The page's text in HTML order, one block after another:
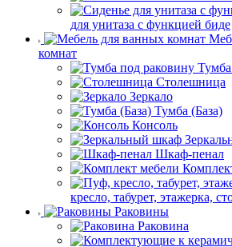
для унитаза с функцией биде
комнат
Столешница
Зеркало
Тумба (База)
Консоль
Шкаф-пенал
кресло, табурет, этажерка,
Раковины
Раковина